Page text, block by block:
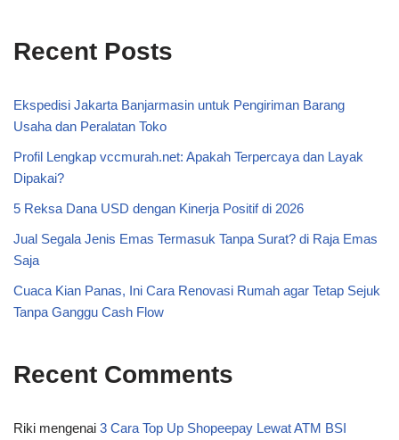
Recent Posts
Ekspedisi Jakarta Banjarmasin untuk Pengiriman Barang
Usaha dan Peralatan Toko
Profil Lengkap vccmurah.net: Apakah Terpercaya dan Layak
Dipakai?
5 Reksa Dana USD dengan Kinerja Positif di 2026
Jual Segala Jenis Emas Termasuk Tanpa Surat? di Raja Emas
Saja
Cuaca Kian Panas, Ini Cara Renovasi Rumah agar Tetap Sejuk
Tanpa Ganggu Cash Flow
Recent Comments
Riki mengenai 3 Cara Top Up Shopeepay Lewat ATM BSI